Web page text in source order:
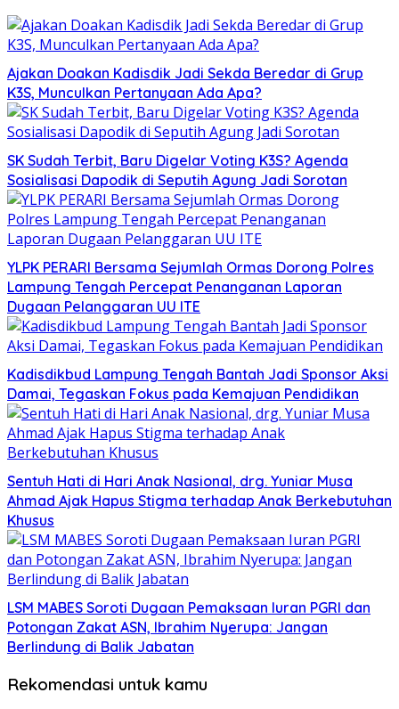
Ajakan Doakan Kadisdik Jadi Sekda Beredar di Grup
K3S, Munculkan Pertanyaan Ada Apa?
SK Sudah Terbit, Baru Digelar Voting K3S? Agenda
Sosialisasi Dapodik di Seputih Agung Jadi Sorotan
YLPK PERARI Bersama Sejumlah Ormas Dorong Polres
Lampung Tengah Percepat Penanganan Laporan
Dugaan Pelanggaran UU ITE
Kadisdikbud Lampung Tengah Bantah Jadi Sponsor Aksi
Damai, Tegaskan Fokus pada Kemajuan Pendidikan
Sentuh Hati di Hari Anak Nasional, drg. Yuniar Musa
Ahmad Ajak Hapus Stigma terhadap Anak Berkebutuhan
Khusus
LSM MABES Soroti Dugaan Pemaksaan Iuran PGRI dan
Potongan Zakat ASN, Ibrahim Nyerupa: Jangan
Berlindung di Balik Jabatan
Rekomendasi untuk kamu